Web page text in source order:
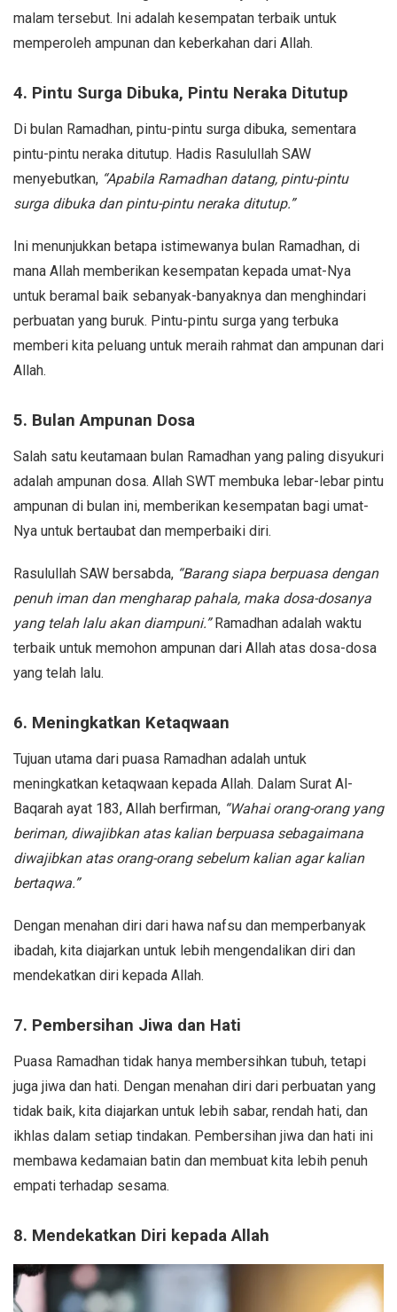
malam tersebut. Ini adalah kesempatan terbaik untuk
memperoleh ampunan dan keberkahan dari Allah.
4. Pintu Surga Dibuka, Pintu Neraka Ditutup
Di bulan Ramadhan, pintu-pintu surga dibuka, sementara
pintu-pintu neraka ditutup. Hadis Rasulullah SAW
menyebutkan, “Apabila Ramadhan datang, pintu-pintu
surga dibuka dan pintu-pintu neraka ditutup.”
Ini menunjukkan betapa istimewanya bulan Ramadhan, di
mana Allah memberikan kesempatan kepada umat-Nya
untuk beramal baik sebanyak-banyaknya dan menghindari
perbuatan yang buruk. Pintu-pintu surga yang terbuka
memberi kita peluang untuk meraih rahmat dan ampunan dari
Allah.
5. Bulan Ampunan Dosa
Salah satu keutamaan bulan Ramadhan yang paling disyukuri
adalah ampunan dosa. Allah SWT membuka lebar-lebar pintu
ampunan di bulan ini, memberikan kesempatan bagi umat-
Nya untuk bertaubat dan memperbaiki diri.
Rasulullah SAW bersabda, “Barang siapa berpuasa dengan
penuh iman dan mengharap pahala, maka dosa-dosanya
yang telah lalu akan diampuni.”Ramadhan adalah waktu
terbaik untuk memohon ampunan dari Allah atas dosa-dosa
yang telah lalu.
6. Meningkatkan Ketaqwaan
Tujuan utama dari puasa Ramadhan adalah untuk
meningkatkan ketaqwaan kepada Allah. Dalam Surat Al-
Baqarah ayat 183, Allah berfirman, “Wahai orang-orang yang
beriman, diwajibkan atas kalian berpuasa sebagaimana
diwajibkan atas orang-orang sebelum kalian agar kalian
bertaqwa.”
Dengan menahan diri dari hawa nafsu dan memperbanyak
ibadah, kita diajarkan untuk lebih mengendalikan diri dan
mendekatkan diri kepada Allah.
7. Pembersihan Jiwa dan Hati
Puasa Ramadhan tidak hanya membersihkan tubuh, tetapi
juga jiwa dan hati. Dengan menahan diri dari perbuatan yang
tidak baik, kita diajarkan untuk lebih sabar, rendah hati, dan
ikhlas dalam setiap tindakan. Pembersihan jiwa dan hati ini
membawa kedamaian batin dan membuat kita lebih penuh
empati terhadap sesama.
8. Mendekatkan Diri kepada Allah